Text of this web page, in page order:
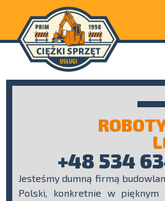
+48 534
Jesteśmy dumną firmą
Polski, konkretnie w pięknym